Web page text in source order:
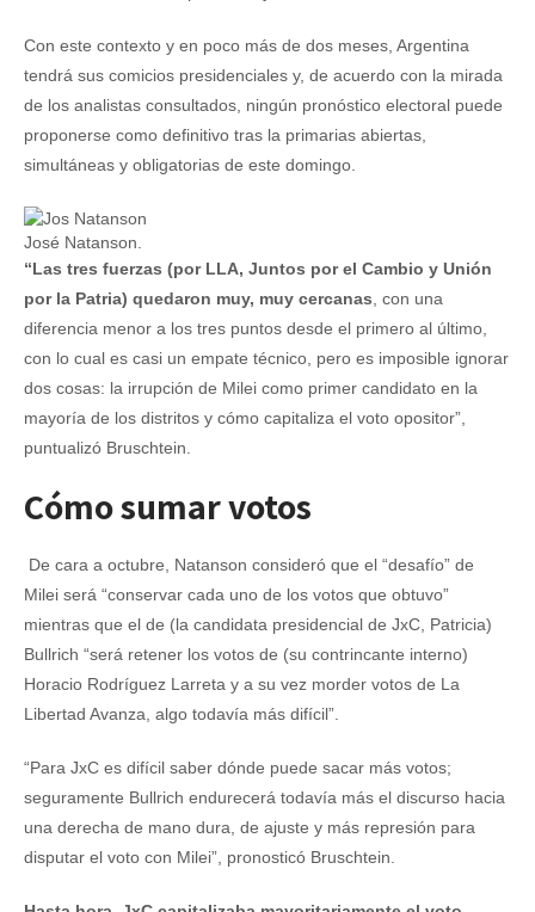
Con este contexto y en poco más de dos meses, Argentina
tendrá sus comicios presidenciales y, de acuerdo con la mirada
de los analistas consultados, ningún pronóstico electoral puede
proponerse como definitivo tras la primarias abiertas,
simultáneas y obligatorias de este domingo.
José Natanson.
“Las tres fuerzas (por LLA, Juntos por el Cambio y Unión
por la Patria) quedaron muy, muy cercanas , con una
diferencia menor a los tres puntos desde el primero al último,
con lo cual es casi un empate técnico, pero es imposible ignorar
dos cosas: la irrupción de Milei como primer candidato en la
mayoría de los distritos y cómo capitaliza el voto opositor”,
puntualizó Bruschtein.
Cómo sumar votos
De cara a octubre, Natanson consideró que el “desafío” de
Milei será “conservar cada uno de los votos que obtuvo”
mientras que el de (la candidata presidencial de JxC, Patricia)
Bullrich “será retener los votos de (su contrincante interno)
Horacio Rodríguez Larreta y a su vez morder votos de La
Libertad Avanza, algo todavía más difícil”.
“Para JxC es difícil saber dónde puede sacar más votos;
seguramente Bullrich endurecerá todavía más el discurso hacia
una derecha de mano dura, de ajuste y más represión para
disputar el voto con Milei”, pronosticó Bruschtein.